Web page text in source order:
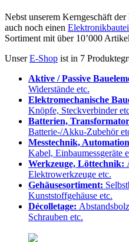
Nebst unserem Kerngeschäft
auch noch einen
Sortiment mit über 10’000
UnserE-Shop ist in 7
Aktive / Passive
Widerstände etc.
Elektromechanische
Knöpfe, Steckverbinder
Batterien,
Batterie-/Akku-Zubehör
Messtechnik,
Kabel, Einbaumessgeräte
Werkzeuge, Löttechnik:
Elektrowerkzeuge etc.
Gehäusesortiment:
Kunststoffgehäuse etc.
Décolletage:
Schrauben etc.